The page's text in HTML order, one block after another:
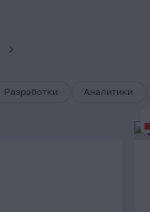
Разработки Аналитики